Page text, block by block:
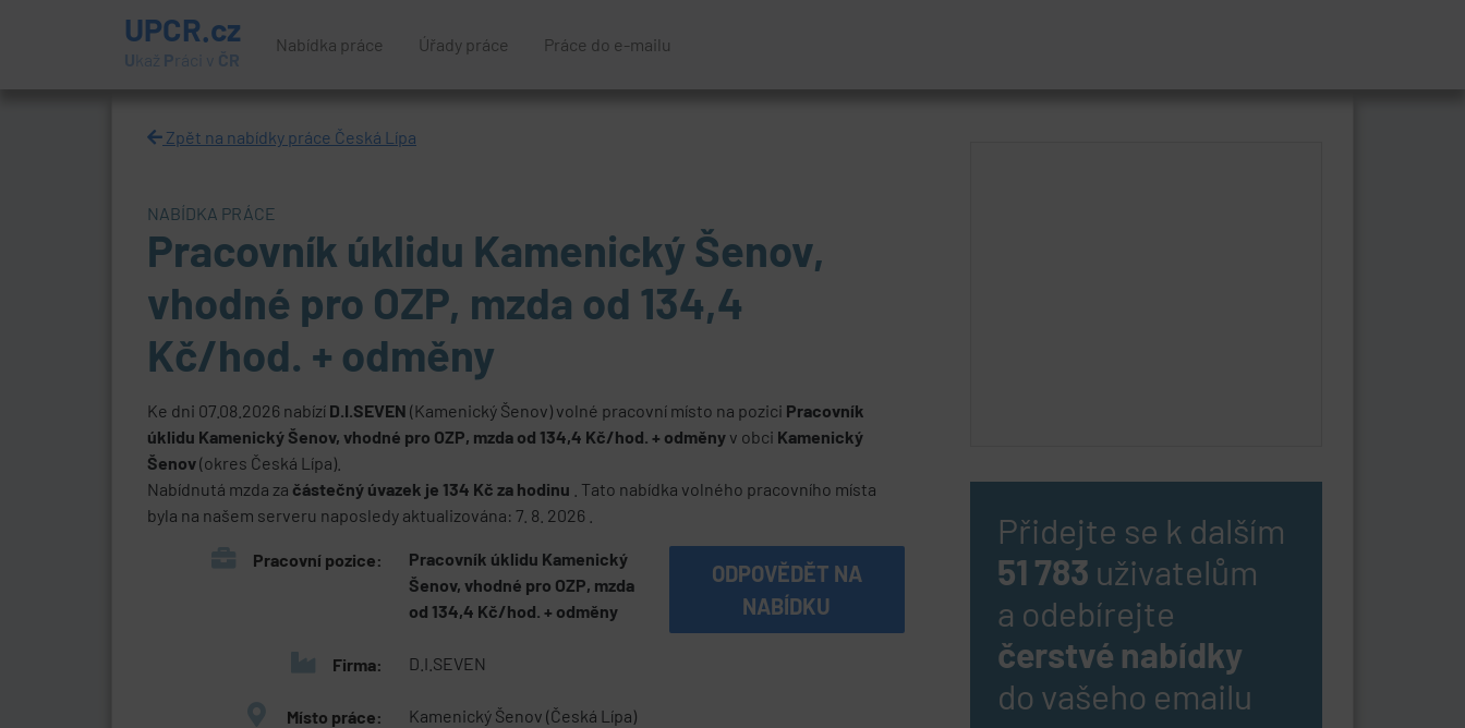
UPCR.cz
U kaž P ráci v ČR
Nabídka práce Úřady práce Práce do e-mailu
Zpět na nabídky práce Česká Lípa
NABÍDKA PRÁCE
Pracovník úklidu Kamenický Šenov,
vhodné pro OZP, mzda od 134,4
Kč/hod. + odměny
Ke dni 07.08.2026 nabízí D.I.SEVEN (Kamenický Šenov) volné pracovní místo na pozici Pracovník
úklidu Kamenický Šenov, vhodné pro OZP, mzda od 134,4 Kč/hod. + odměny v obci Kamenický
Šenov(okres Česká Lípa).
Nabídnutá mzda za částečný úvazek je 134 Kč za hodinu
. Tato nabídka volného pracovního místa
byla na našem serveru naposledy aktualizována: 7. 8. 2026 .
Pracovní pozice:
Pracovník úklidu Kamenický
Šenov, vhodné pro OZP, mzda
od 134,4 Kč/hod. + odměny
ODPOVĚDĚT NA
NABÍDKU
Firma: D.I.SEVEN
Místo práce: Kamenický Šenov (Česká Lípa)
Přidejte se k dalším
51 783 uživatelům
a odebírejte
čerstvé nabídky
do vašeho emailu